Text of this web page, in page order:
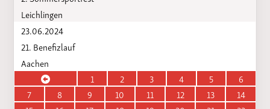
Leichlingen
23.06.2024
21. Benefizlauf
Aachen
1
2 3 4 5
6
7
8 9 10 11 12 13
14